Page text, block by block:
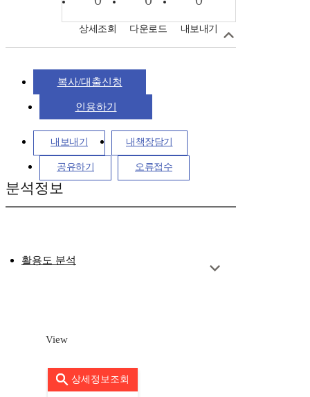
상세조회 다운로드 내보내기
복사/대출신청
인용하기
내보내기 내책장담기
공유하기 오류접수
분석정보
활용도 분석
View
상세정보조회